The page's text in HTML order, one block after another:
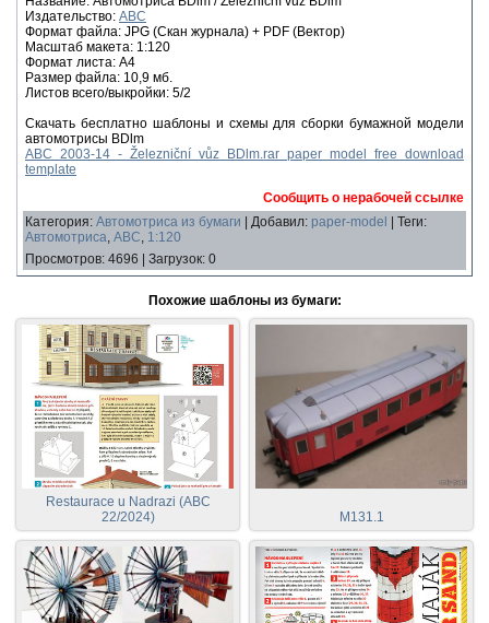
Издательство: ABC
Формат файла: JPG (Скан журнала) + PDF (Вектор)
Масштаб макета: 1:120
Формат листа: А4
Размер файла: 10,9 мб.
Листов всего/выкройки: 5/2
Скачать бесплатно шаблоны и схемы для сборки бумажной модели
автомотрисы BDlm
ABC 2003-14 - Železniční vůz BDlm.rar paper model free download
template
Сообщить о нерабочей ссылке
Категория: Автомотриса из бумаги Добавил: paper-model Теги:
Автомотриса, ABC, 1:120
Просмотров: 4696 Загрузок: 0
Похожие шаблоны из бумаги:
Restaurace u Nadrazi (ABC
22/2024)
M131.1